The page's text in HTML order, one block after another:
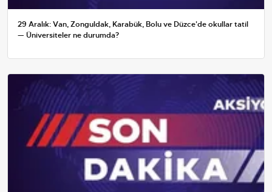
29 Aralık: Van, Zonguldak, Karabük, Bolu ve Düzce'de okullar tatil
— Üniversiteler ne durumda?